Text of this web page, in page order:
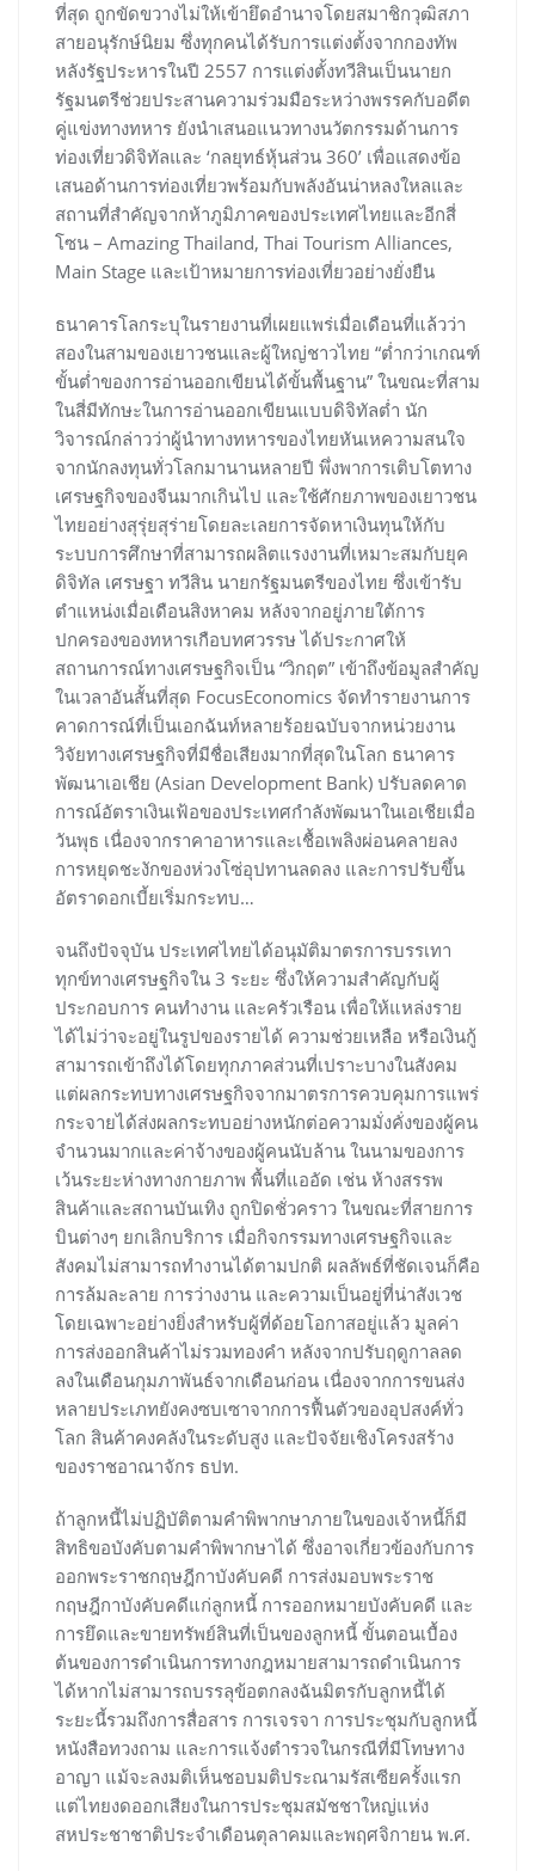
ที่สุด ถูกขัดขวางไม่ให้เข้ายึดอำนาจโดยสมาชิกวุฒิสภา
สายอนุรักษ์นิยม ซึ่งทุกคนได้รับการแต่งตั้งจากกองทัพ
หลังรัฐประหารในปี 2557 การแต่งตั้งทวีสินเป็นนายก
รัฐมนตรีช่วยประสานความร่วมมือระหว่างพรรคกับอดีต
คู่แข่งทางทหาร ยังนำเสนอแนวทางนวัตกรรมด้านการ
ท่องเที่ยวดิจิทัลและ ‘กลยุทธ์หุ้นส่วน 360’ เพื่อแสดงข้อ
เสนอด้านการท่องเที่ยวพร้อมกับพลังอันน่าหลงใหลและ
สถานที่สำคัญจากห้าภูมิภาคของประเทศไทยและอีกสี่
โซน – Amazing Thailand, Thai Tourism Alliances,
Main Stage และเป้าหมายการท่องเที่ยวอย่างยั่งยืน
ธนาคารโลกระบุในรายงานที่เผยแพร่เมื่อเดือนที่แล้วว่า
สองในสามของเยาวชนและผู้ใหญ่ชาวไทย “ต่ำกว่าเกณฑ์
ขั้นต่ำของการอ่านออกเขียนได้ขั้นพื้นฐาน” ในขณะที่สาม
ในสี่มีทักษะในการอ่านออกเขียนแบบดิจิทัลต่ำ นัก
วิจารณ์กล่าวว่าผู้นำทางทหารของไทยหันเหความสนใจ
จากนักลงทุนทั่วโลกมานานหลายปี พึ่งพาการเติบโตทาง
เศรษฐกิจของจีนมากเกินไป และใช้ศักยภาพของเยาวชน
ไทยอย่างสุรุ่ยสุร่ายโดยละเลยการจัดหาเงินทุนให้กับ
ระบบการศึกษาที่สามารถผลิตแรงงานที่เหมาะสมกับยุค
ดิจิทัล เศรษฐา ทวีสิน นายกรัฐมนตรีของไทย ซึ่งเข้ารับ
ตำแหน่งเมื่อเดือนสิงหาคม หลังจากอยู่ภายใต้การ
ปกครองของทหารเกือบทศวรรษ ได้ประกาศให้
สถานการณ์ทางเศรษฐกิจเป็น “วิกฤต” เข้าถึงข้อมูลสำคัญ
ในเวลาอันสั้นที่สุด FocusEconomics จัดทำรายงานการ
คาดการณ์ที่เป็นเอกฉันท์หลายร้อยฉบับจากหน่วยงาน
วิจัยทางเศรษฐกิจที่มีชื่อเสียงมากที่สุดในโลก ธนาคาร
พัฒนาเอเชีย (Asian Development Bank) ปรับลดคาด
การณ์อัตราเงินเฟ้อของประเทศกำลังพัฒนาในเอเชียเมื่อ
วันพุธ เนื่องจากราคาอาหารและเชื้อเพลิงผ่อนคลายลง
การหยุดชะงักของห่วงโซ่อุปทานลดลง และการปรับขึ้น
อัตราดอกเบี้ยเริ่มกระทบ…
จนถึงปัจจุบัน ประเทศไทยได้อนุมัติมาตรการบรรเทา
ทุกข์ทางเศรษฐกิจใน 3 ระยะ ซึ่งให้ความสำคัญกับผู้
ประกอบการ คนทำงาน และครัวเรือน เพื่อให้แหล่งราย
ได้ไม่ว่าจะอยู่ในรูปของรายได้ ความช่วยเหลือ หรือเงินกู้
สามารถเข้าถึงได้โดยทุกภาคส่วนที่เปราะบางในสังคม
แต่ผลกระทบทางเศรษฐกิจจากมาตรการควบคุมการแพร่
กระจายได้ส่งผลกระทบอย่างหนักต่อความมั่งคั่งของผู้คน
จำนวนมากและค่าจ้างของผู้คนนับล้าน ในนามของการ
เว้นระยะห่างทางกายภาพ พื้นที่แออัด เช่น ห้างสรรพ
สินค้าและสถานบันเทิง ถูกปิดชั่วคราว ในขณะที่สายการ
บินต่างๆ ยกเลิกบริการ เมื่อกิจกรรมทางเศรษฐกิจและ
สังคมไม่สามารถทำงานได้ตามปกติ ผลลัพธ์ที่ชัดเจนก็คือ
การล้มละลาย การว่างงาน และความเป็นอยู่ที่น่าสังเวช
โดยเฉพาะอย่างยิ่งสำหรับผู้ที่ด้อยโอกาสอยู่แล้ว มูลค่า
การส่งออกสินค้าไม่รวมทองคำ หลังจากปรับฤดูกาลลด
ลงในเดือนกุมภาพันธ์จากเดือนก่อน เนื่องจากการขนส่ง
หลายประเภทยังคงซบเซาจากการฟื้นตัวของอุปสงค์ทั่ว
โลก สินค้าคงคลังในระดับสูง และปัจจัยเชิงโครงสร้าง
ของราชอาณาจักร ธปท.
ถ้าลูกหนี้ไม่ปฏิบัติตามคำพิพากษาภายในของเจ้าหนี้ก็มี
สิทธิขอบังคับตามคำพิพากษาได้ ซึ่งอาจเกี่ยวข้องกับการ
ออกพระราชกฤษฎีกาบังคับคดี การส่งมอบพระราช
กฤษฎีกาบังคับคดีแก่ลูกหนี้ การออกหมายบังคับคดี และ
การยึดและขายทรัพย์สินที่เป็นของลูกหนี้ ขั้นตอนเบื้อง
ต้นของการดำเนินการทางกฎหมายสามารถดำเนินการ
ได้หากไม่สามารถบรรลุข้อตกลงฉันมิตรกับลูกหนี้ได้
ระยะนี้รวมถึงการสื่อสาร การเจรจา การประชุมกับลูกหนี้
หนังสือทวงถาม และการแจ้งตำรวจในกรณีที่มีโทษทาง
อาญา แม้จะลงมติเห็นชอบมติประณามรัสเซียครั้งแรก
แต่ไทยงดออกเสียงในการประชุมสมัชชาใหญ่แห่ง
สหประชาชาติประจำเดือนตุลาคมและพฤศจิกายน พ.ศ.